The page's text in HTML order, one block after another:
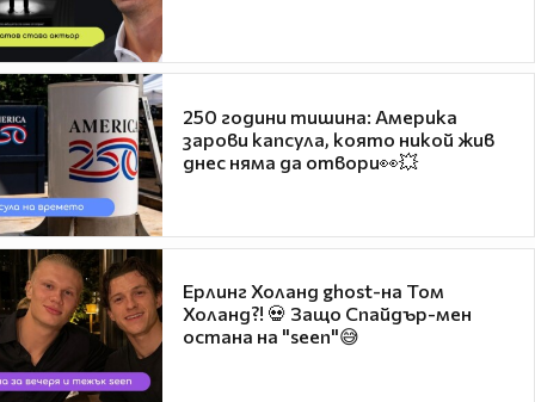
250 години тишина: Америка
зарови капсула, която никой жив
днес няма да отвори👀💥
Ерлинг Холанд ghost-на Том
Холанд?! 💀 Защо Спайдър-мен
остана на "seen"😅